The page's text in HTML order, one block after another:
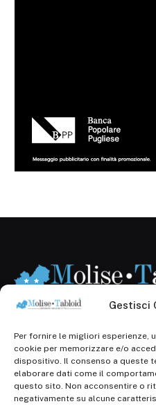
Gestisci
Per fornire le migliori esperienze,
cookie per memorizzare e/o
dispositivo. Il consenso a queste
elaborare dati come il
questo sito. Non acconsentire o
negativamente su alcune
Registr. presso il Tribunale di
14.11.2013, Cron. 1254
Roc: iscrizione n° 25549
30.04.2015)
P.Iva: 01707150700